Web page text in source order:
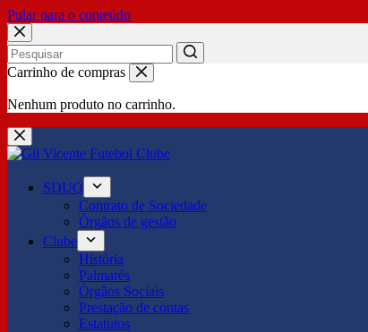
Pular para o conteúdo
No
Carrinho de compras
Nenhum produto no carrinho.
SDUQ
Contrato de Sociedade
Órgãos de gestão
Clube
História
Palmarés
Órgãos Sociais
Prestação de contas
Estatutos